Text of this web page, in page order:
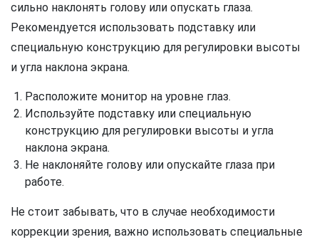
сильно наклонять голову или опускать глаза.
Рекомендуется использовать подставку или
специальную конструкцию для регулировки высоты
и угла наклона экрана.
Расположите монитор на уровне глаз.
Используйте подставку или специальную
конструкцию для регулировки высоты и угла
наклона экрана.
Не наклоняйте голову или опускайте глаза при
работе.
Не стоит забывать, что в случае необходимости
коррекции зрения, важно использовать специальные